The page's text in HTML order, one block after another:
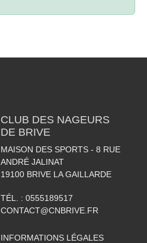
CLUB DES NAGEURS
DE BRIVE
MAISON DES SPORTS - 8 RUE
ANDRÉ JALINAT
19100 BRIVE LA GAILLARDE
TÉL. : 0555189517
CONTACT@CNBRIVE.FR
INFORMATIONS LÉGALES